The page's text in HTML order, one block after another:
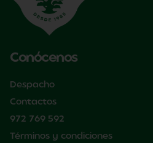
Conócenos
Despacho
Contactos
972 769 592
Términos y condiciones